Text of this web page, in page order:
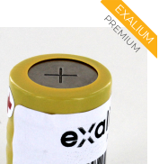
EXALIUM
PREMIUM